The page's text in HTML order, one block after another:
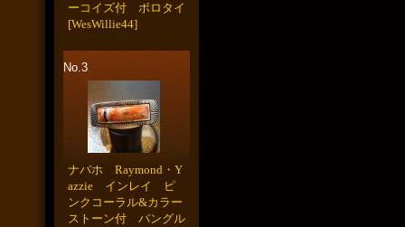
ーコイズ付 ボロタイ
[WesWillie44]
No.3
ナバホ Raymond・Y
azzie インレイ ピ
ンクコーラル&カラー
ストーン付 バングル